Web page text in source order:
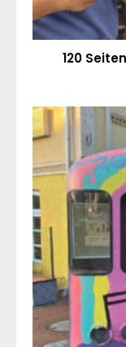
120